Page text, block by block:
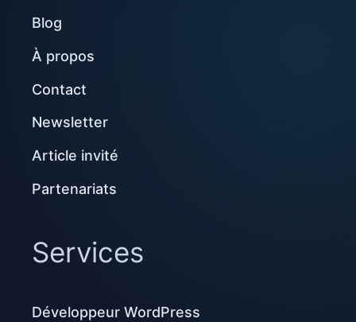
Blog
À propos
Contact
Newsletter
Article invité
Partenariats
Services
Développeur WordPress